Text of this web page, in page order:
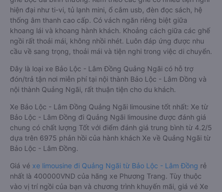
hiện đại như ti-vi, tủ lạnh mini, ổ cắm usb, đèn đọc sách, hệ
thống âm thanh cao cấp. Có vách ngăn riêng biệt giữa
khoang lái và khoang hành khách. Khoảng cách giữa các ghế
ngồi rất thoải mái, không nhồi nhét. Luôn đáp ứng được nhu
cầu về sang trọng, thoải mái và tiện nghi trong việc di chuyển.
Đây là loại xe Bảo Lộc - Lâm Đồng Quảng Ngãi có hỗ trợ
đón/trả tận nơi miễn phí tại nội thành Bảo Lộc - Lâm Đồng và
nội thành Quảng Ngãi, rất thuận tiện cho du khách.
Xe Bảo Lộc - Lâm Đồng Quảng Ngãi limousine tốt nhất: Xe từ
Bảo Lộc - Lâm Đồng đi Quảng Ngãi limousine được đánh giá
chung có chất lượng Tốt với điểm đánh giá trung bình từ 4.2/5
dựa trên 6975 phản hồi của hành khách Xe về Quảng Ngãi từ
Bảo Lộc - Lâm Đồng.
Giá vé xe limousine đi Quảng Ngãi từ Bảo Lộc - Lâm Đồng rẻ
nhất là 400000VND của hãng xe Phương Trang. Tùy thuộc
vào vị trí ngồi của bạn và chương trình khuyến mãi, giá vé Xe